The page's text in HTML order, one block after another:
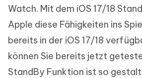
Watch. Mit dem iOS 17/18
Apple diese Fähigkeiten ins
bereits in der iOS 17/18
können Sie bereits jetzt
StandBy Funktion ist so